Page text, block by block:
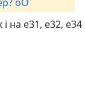
на е31, е32, е34